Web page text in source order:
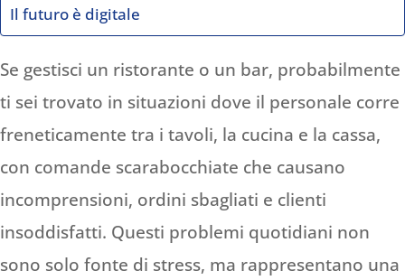
Il futuro è digitale
Se gestisci un ristorante o un bar, probabilmente
ti sei trovato in situazioni dove il personale corre
freneticamente tra i tavoli, la cucina e la cassa,
con comande scarabocchiate che causano
incomprensioni, ordini sbagliati e clienti
insoddisfatti. Questi problemi quotidiani non
sono solo fonte di stress, ma rappresentano una